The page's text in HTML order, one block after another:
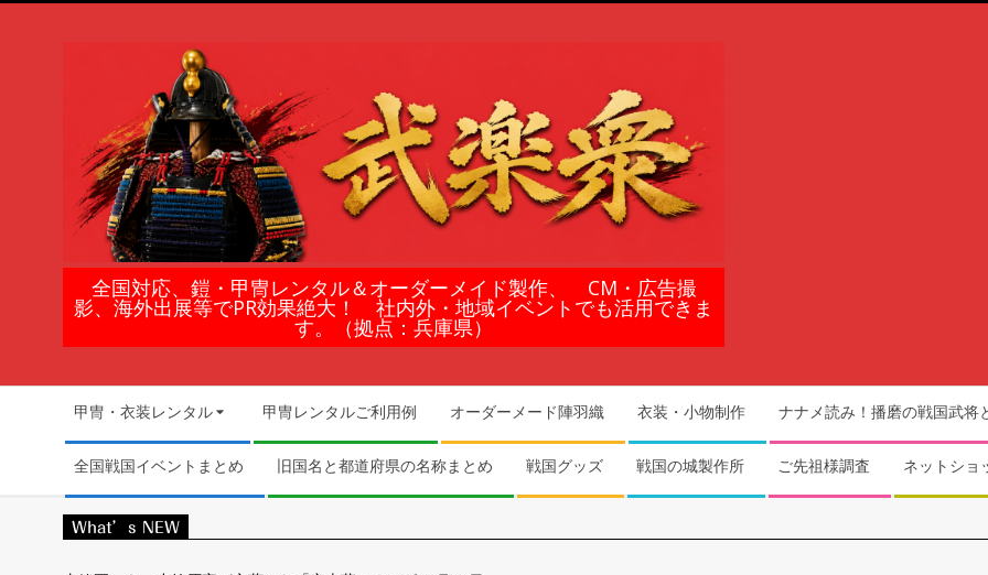
鎧
甲
冑
の
レ
全国対応、鎧・甲冑レンタル＆オーダーメイド製作、 CM・広告撮
影、海外出展等でPR効果絶大！ 社内外・地域イベントでも活用できま
す。（拠点：兵庫県）
Navigation
Menu
甲冑・衣装レンタル 甲冑レンタルご利用例 オーダーメード陣羽織 衣装・小物制作 ナナメ読み！播磨の戦国武将
全国戦国イベントまとめ 旧国名と都道府県の名称まとめ 戦国グッズ 戦国の城製作所 ご先祖様調査 ネットショ
What’s NEW